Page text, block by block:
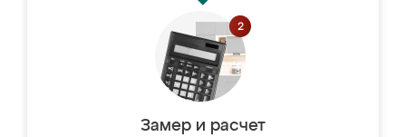
Замер и расчет